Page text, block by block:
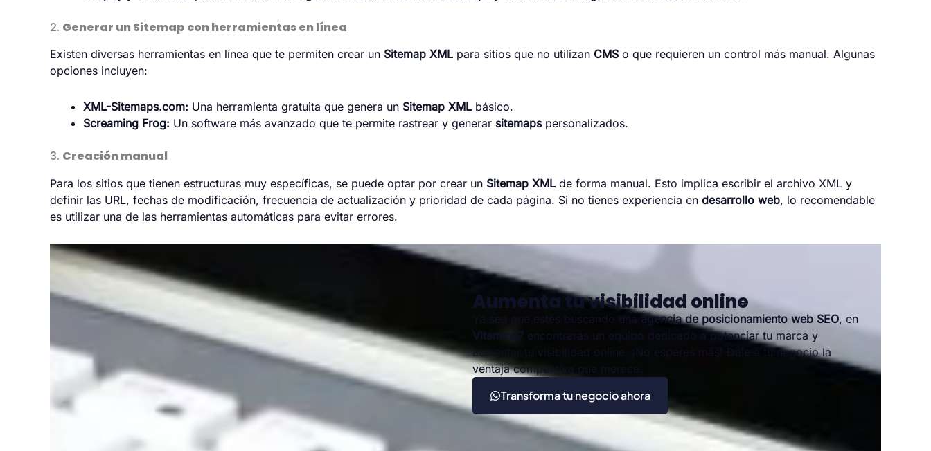
2. Generar un Sitemap con herramientas en línea
Existen diversas herramientas en línea que te permiten crear un Sitemap XML para sitios que no utilizan CMS o que requieren un control más manual. Algunas
opciones incluyen:
XML-Sitemaps.com: Una herramienta gratuita que genera un Sitemap XML básico.
Screaming Frog: Un software más avanzado que te permite rastrear y generar sitemapspersonalizados.
3. Creación manual
Para los sitios que tienen estructuras muy específicas, se puede optar por crear un Sitemap XML de forma manual. Esto implica escribir el archivo XML y
definir las URL, fechas de modificación, frecuencia de actualización y prioridad de cada página. Si no tienes experiencia en desarrollo web, lo recomendable
es utilizar una de las herramientas automáticas para evitar errores.
Aumenta tu visibilidad online
Ya sea que estés buscando una agencia de posicionamiento web SEO, en
Vitamina7 encontrarás un equipo dedicado a potenciar tu marca y
aumentar tu visibilidad online. ¡No esperes más! Dale a tu negocio la
ventaja competitiva que merece.
Transforma tu negocio ahora